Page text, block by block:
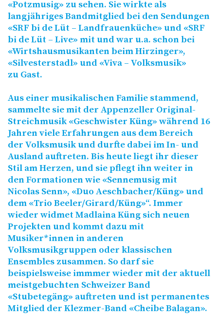
«Potzmusig» zu sehen. Sie wirkte als
langjähriges Bandmitglied bei den Sendungen
«SRF bi de Lüt – Landfrauenküche» und «SRF
bi de Lüt – Live» mit und war u.a. schon bei
«Wirtshausmusikanten beim Hirzinger»,
«Silvesterstadl» und «Viva – Volksmusik»
zu Gast.
Aus einer musikalischen Familie stammend,
sammelte sie mit der Appenzeller Original-
Streichmusik «Geschwister Küng» während 16
Jahren viele Erfahrungen aus dem Bereich
der Volksmusik und durfte dabei im In- und
Ausland auftreten. Bis heute liegt ihr dieser
Stil am Herzen, und sie pflegt ihn weiter in
den Formationen wie «Sennemusig mit
Nicolas Senn», «Duo Aeschbacher/​Küng» und
dem «Trio Beeler/​Girard/​Küng»“. Immer
wieder widmet Madlaina Küng sich neuen
Projekten und kommt dazu mit
Musiker*innen in anderen
Volksmusikgruppen oder klassischen
Ensembles zusammen. So darf sie
beispielsweise immmer wieder mit der aktuell
meistgebuchten Schweizer Band
«Stubetegäng» auftreten und ist permanentes
Mitglied der Klezmer-Band «Cheibe Balagan».